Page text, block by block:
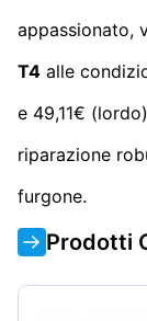
appassionato,
T4 alle
e 49,11€
riparazione
furgone.
Prodotti